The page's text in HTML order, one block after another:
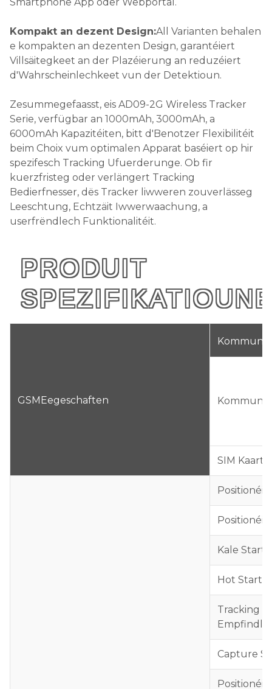
Kompakt an dezent Design:All Varianten behalen
e kompakten an dezenten Design, garantéiert
Villsäitegkeet an der Plazéierung an reduzéiert
d'Wahrscheinlechkeet vun der Detektioun.
Zesummegefaasst, eis AD09-2G Wireless Tracker
Serie, verfügbar an 1000mAh, 3000mAh, a
6000mAh Kapazitéiten, bitt d'Benotzer Flexibilitéit
beim Choix vum optimalen Apparat baséiert op hir
spezifesch Tracking Ufuerderunge. Ob fir
kuerzfristeg oder verlängert Tracking
Bedierfnesser, dës Tracker liwweren zouverlässeg
Leeschtung, Echtzäit Iwwerwaachung, a
userfrëndlech Funktionalitéit.
PRODUIT
GSMEegeschaften
SIM Kaart
Kale Start
Hot Start
Tracking
Capture